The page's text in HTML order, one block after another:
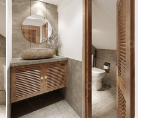
68
CƠM NIÊU VĨNH LONG
Nhà hàng Việt